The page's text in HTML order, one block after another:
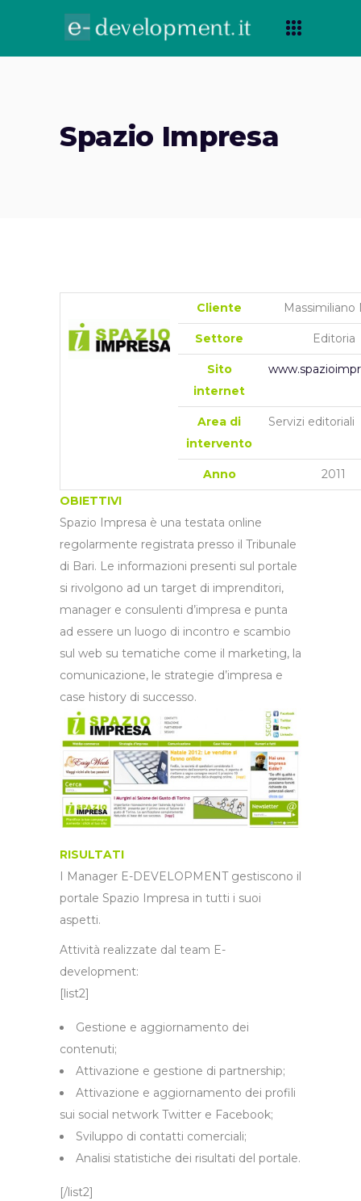
Spazio Impresa
Cliente Massimiliano
Settore Editoria
Sito
internet
Area di
intervento
Servizi editoriali
Anno
2011
OBIETTIVI
Spazio Impresa è una testata online
regolarmente registrata presso il Tribunale
di Bari. Le informazioni presenti sul portale
si rivolgono ad un target di imprenditori,
manager e consulenti d’impresa e punta
ad essere un luogo di incontro e scambio
sul web su tematiche come il marketing, la
comunicazione, le strategie d’impresa e
case history di successo.
RISULTATI
I Manager E-DEVELOPMENT gestiscono il
portale Spazio Impresa in tutti i suoi
aspetti.
Attività realizzate dal team E-
development:
[list2]
Gestione e aggiornamento dei
contenuti;
Attivazione e gestione di partnership;
Attivazione e aggiornamento dei profili
sui social network Twitter e Facebook;
Sviluppo di contatti comerciali;
Analisi statistiche dei risultati del portale.
[/list2]